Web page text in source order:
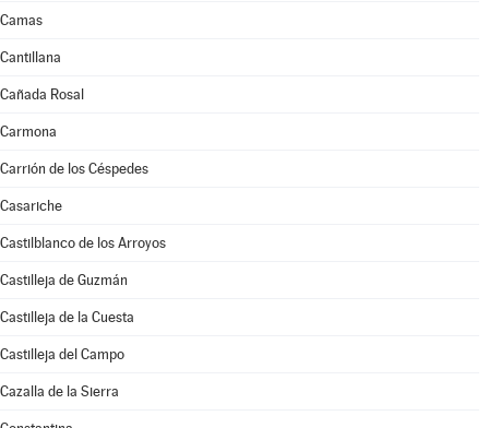
Camas
Cantillana
Cañada Rosal
Carmona
Carrión de los Céspedes
Casariche
Castilblanco de los Arroyos
Castilleja de Guzmán
Castilleja de la Cuesta
Castilleja del Campo
Cazalla de la Sierra